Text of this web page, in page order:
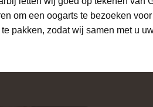
om een oogarts te bezoeken
pakken, zodat wij samen met u